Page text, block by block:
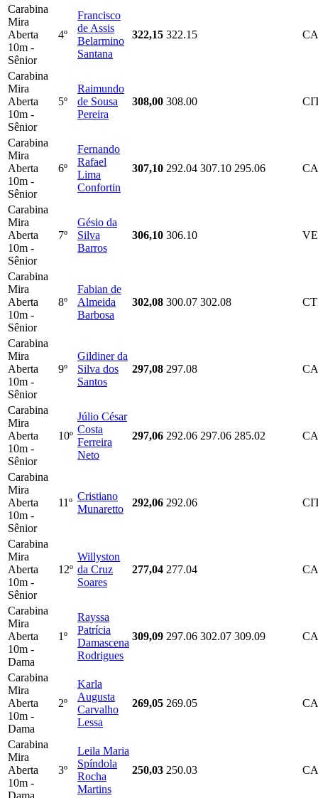
Carabina
Mira
Aberta
10m -
Sênior
4º
Francisco
de Assis
Belarmino
Santana
322,15 322.15
Carabina
Mira
Aberta
10m -
Sênior
5º
Raimundo
de Sousa
Pereira
308,00 308.00
Carabina
Mira
Aberta
10m -
Sênior
6º
Fernando
Rafael
Lima
Confortin
307,10 292.04 307.10 295.06
Carabina
Mira
Aberta
10m -
Sênior
7º
Gésio da
Silva
Barros
306,10 306.10
Carabina
Mira
Aberta
10m -
Sênior
8º
Fabian de
Almeida
Barbosa
302,08 300.07 302.08
Carabina
Mira
Aberta
10m -
Sênior
9º
Gildiner da
Silva dos
Santos
297,08 297.08
Carabina
Mira
Aberta
10m -
Sênior
10º
Júlio César
Costa
Ferreira
Neto
297,06 292.06 297.06 285.02
Carabina
Mira
Aberta
10m -
Sênior
11º
Cristiano
Munaretto
292,06 292.06
Carabina
Mira
Aberta
10m -
Sênior
12º
Willyston
da Cruz
Soares
277,04 277.04
Carabina
Mira
Aberta
10m -
Dama
1º
Rayssa
Patrícia
Damascena
Rodrigues
309,09 297.06 302.07 309.09
Carabina
Mira
Aberta
10m -
Dama
2º
Karla
Augusta
Carvalho
Lessa
269,05 269.05
Carabina
Mira
Aberta
10m -
Dama
3º
Leila Maria
Spíndola
Rocha
Martins
250,03 250.03